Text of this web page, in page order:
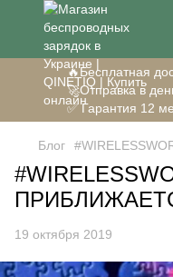
🔥Бесплатная
🚀Отправка в
✅ Гарантия 12
Блог
19 октября 2019